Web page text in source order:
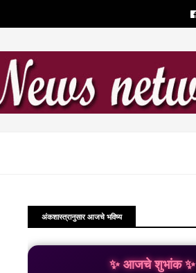
अंकशास्त्रानुसार आजचे भविष्य
✨ आजचे शुभांक ✨